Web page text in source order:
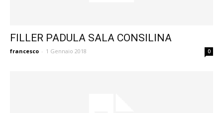
FILLER PADULA SALA CONSILINA
francesco - 1 Gennaio 2018 0